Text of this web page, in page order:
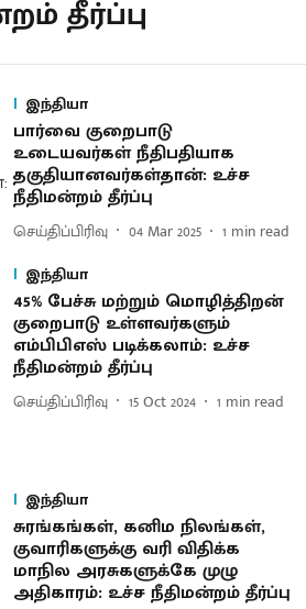
தீர்ப்பு
இந்தியா
பார்வை குறைபாடு
உடையவர்கள் நீதிபதியாக
தகுதியானவர்கள்தான்: உச்ச
நீதிமன்றம் தீர்ப்பு
செய்திப்பிரிவு 04 Mar 2025 1 min read
இந்தியா
45% பேச்சு மற்றும் மொழித்திறன்
குறைபாடு உள்ளவர்களும்
எம்பிபிஎஸ் படிக்கலாம்: உச்ச
நீதிமன்றம் தீர்ப்பு
செய்திப்பிரிவு 15 Oct 2024 1 min read
இந்தியா
சுரங்கங்கள், கனிம நிலங்கள்,
குவாரிகளுக்கு வரி விதிக்க
மாநில அரசுகளுக்கே முழு
அதிகாரம்: உச்ச நீதிமன்றம் தீர்ப்பு